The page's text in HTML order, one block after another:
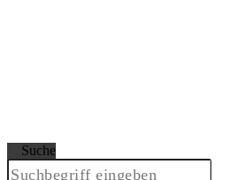
Suche